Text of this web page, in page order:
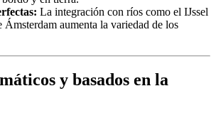
La integración con ríos como el IJssel
Ámsterdam aumenta la variedad de los
y basados en la